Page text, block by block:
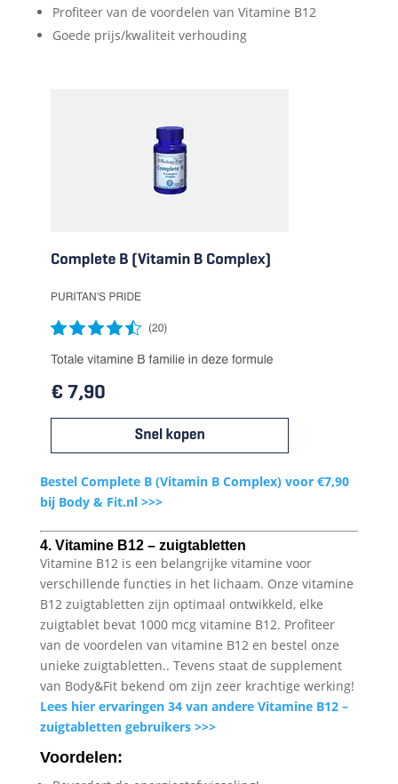
Profiteer van de voordelen van Vitamine B12
Goede prijs/kwaliteit verhouding
Bestel Complete B (Vitamin B Complex) voor €7,90
bij Body & Fit.nl >>>
4. Vitamine B12 – zuigtabletten
Vitamine B12 is een belangrijke vitamine voor
verschillende functies in het lichaam. Onze vitamine
B12 zuigtabletten zijn optimaal ontwikkeld, elke
zuigtablet bevat 1000 mcg vitamine B12. Profiteer
van de voordelen van vitamine B12 en bestel onze
unieke zuigtabletten.. Tevens staat de supplement
van Body&Fit bekend om zijn zeer krachtige werking!
Lees hier ervaringen 34 van andere Vitamine B12 –
zuigtabletten gebruikers >>>
Voordelen: